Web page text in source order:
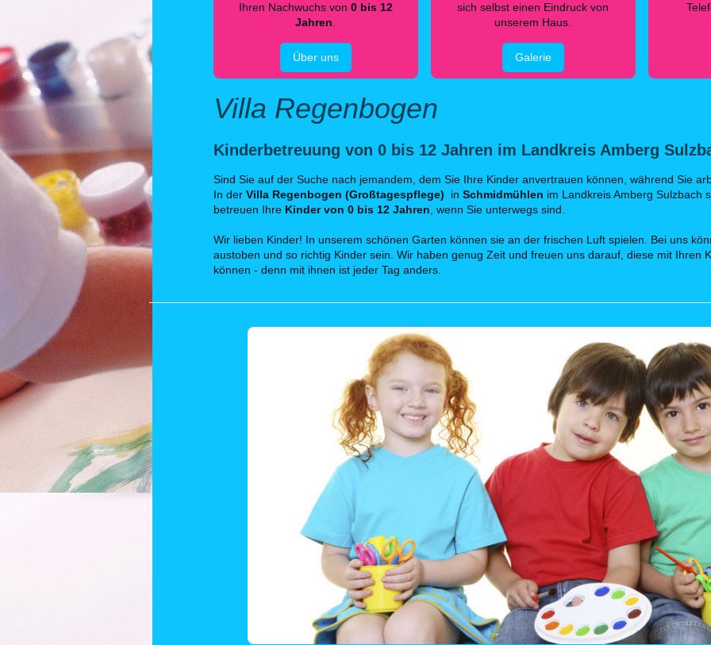
Ihren Nachwuchs von 0 bis 12
Jahren
Über uns
sich selbst einen Eindruck von
unserem Haus.
Galerie
Villa Regenbogen
Kinderbetreuung von 0 bis 12 Jahren im Landkreis Amberg
Sind Sie auf der Suche nach jemandem, dem Sie Ihre Kinder anvertrauen können, während Sie
In der Villa Regenbogen (Großtagespflege) in Schmidmühlen im Landkreis Amberg Sulzbach
betreuen Ihre Kinder von 0 bis 12 Jahren, wenn Sie unterwegs sind.
Wir lieben Kinder! In unserem schönen Garten können sie an der frischen Luft spielen. Bei uns
austoben und so richtig Kinder sein. Wir haben genug Zeit und freuen uns darauf, diese mit Ihren
können - denn mit ihnen ist jeder Tag anders.